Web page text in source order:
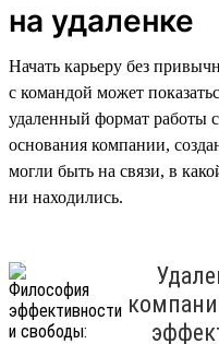
на удаленке
Начать карьеру без
с командой может
удаленный формат работы
основания компании,
могли быть на связи, в
ни находились.